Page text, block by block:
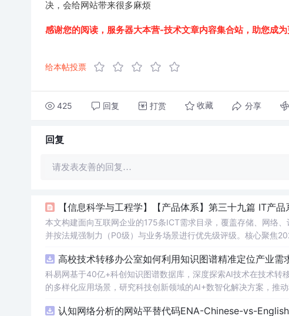
决，会给网站带来很多麻烦
感谢您的阅读， 服务器大本营-技术文章内容集合站，助您成为
给本帖投票
425 回复 打赏 收藏 分享
回复
请发表友善的回复…
【信息科学与工程学】【产品体系】第三十九篇 IT产
本文构建面向互联网企业的175条ICT需求目录，覆盖存储、网络
并按法规强制力（P0级）与业务场景进行优先级评级。核心聚焦
兴场景（元宇宙、车联网、互联网医疗等）全覆盖。需求评级基于
高校技术转移办公室如何利用知识图谱精准定位产业
科易网基于40亿+科创知识图谱数据库，深度探索AI技术在技术转
的多样化应用场景，研究科技创新领域的AI+数智化解决方案，推
认知网络分析的网站平替代码ENA-Chinese-vs-